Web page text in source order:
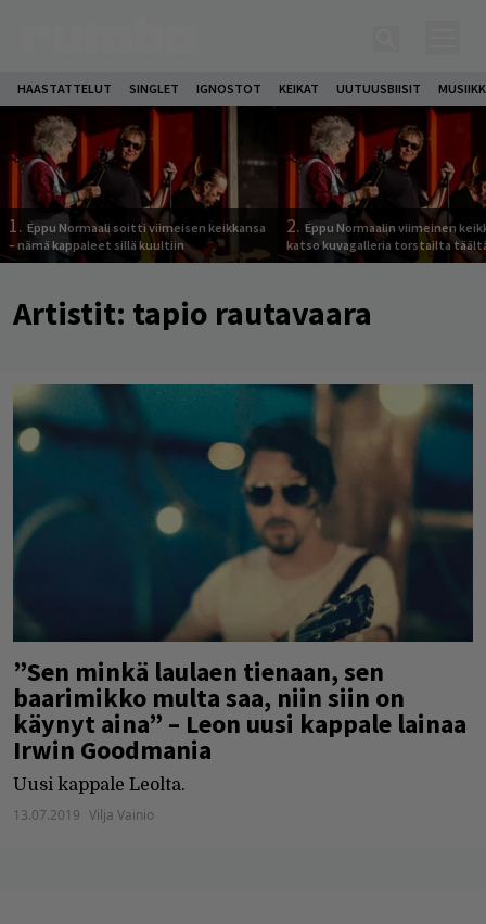
HAASTATTELUT SINGLET IGNOSTOT KEIKAT UUTUUSBIISIT
1. Eppu Normaali soitti viimeisen keikkansa
– nämä kappaleet sillä kuultiin
2. Eppu Normaalin viimeinen
katso kuvagalleria torstailta
Artistit: tapio rautavaara
”Sen minkä laulaen tienaan, sen
baarimikko multa saa, niin siin on
käynyt aina” – Leon uusi kappale lainaa
Irwin Goodmania
Uusi kappale Leolta.
13.07.2019 Vilja Vainio